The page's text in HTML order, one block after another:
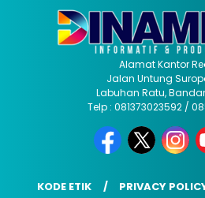
Alamat Kantor
Jalan Untung
Labuhan Ratu,
Telp : 081373023592 /
KODE ETIK PRIVACY